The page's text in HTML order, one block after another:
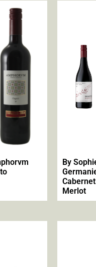
By
Cabernet
Merlot